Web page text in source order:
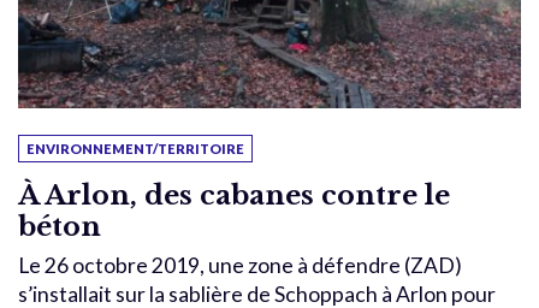
ENVIRONNEMENT/TERRITOIRE
À Arlon, des cabanes contre le
béton
Le 26 octobre 2019, une zone à défendre (ZAD)
s’installait sur la sablière de Schoppach à Arlon pour